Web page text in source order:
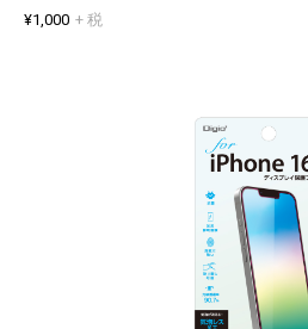
¥1,000 + 税